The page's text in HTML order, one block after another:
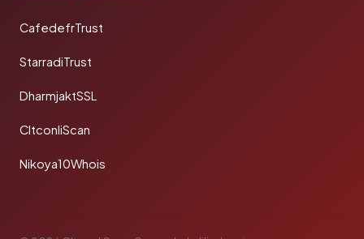
CafedefrTrust
StarradiTrust
DharmjaktSSL
CltconliScan
Nikoya10Whois